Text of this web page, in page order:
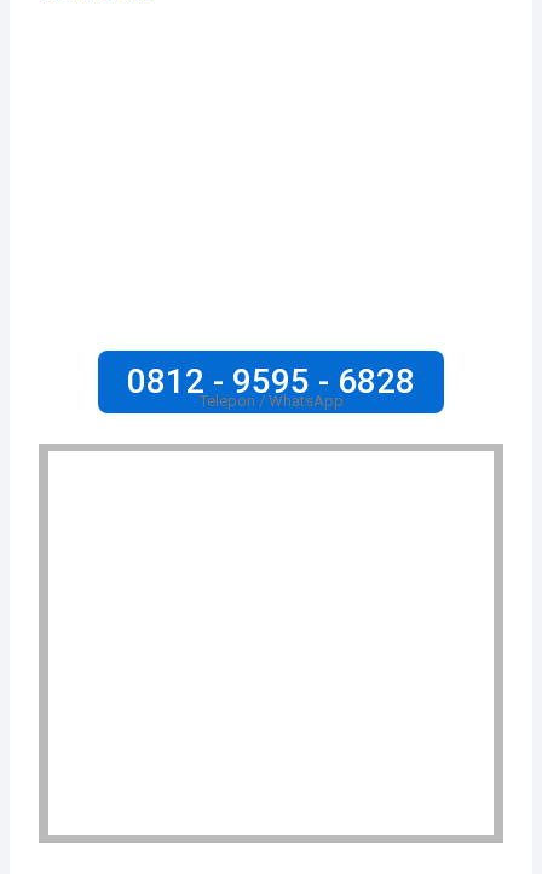
0812 - 9595 - 6828
Telepon / WhatsApp